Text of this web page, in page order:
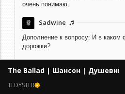
очень понимаю.
Sadwine
Дополнение к вопросу: И в
дорожки?
3-Как же без договора на
Где гарантии, что завтра он опять
The Ballad | Шансон | Душевный
TEDYSTER